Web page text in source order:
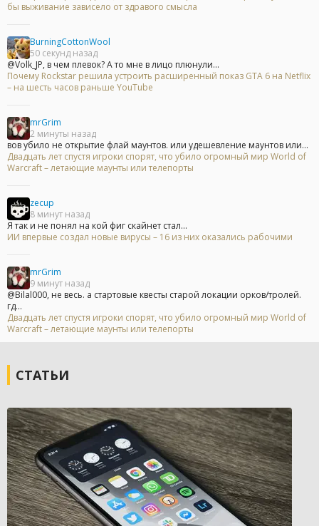
бы выживание зависело от здравого смысла
BurningCottonWool
50 секунд назад
@Volk_JP, в чем плевок? А то мне в лицо плюнули...
Почему Rockstar решила устроить расширенный показ GTA 6 на Netflix
– на шесть часов раньше YouTube
mrGrim
2 минуты назад
вов убило не открытие флай маунтов. или удешевление маунтов или...
Двадцать лет спустя игроки спорят, что убило огромный мир World of
Warcraft – летающие маунты или телепорты
zecup
8 минут назад
Я так и не понял на кой фиг скайнет стал...
ИИ впервые создал новые вирусы – 16 из них оказались рабочими
mrGrim
9 минут назад
@Bilal000, не весь. а стартовые квесты старой локации орков/тролей.
гд...
Двадцать лет спустя игроки спорят, что убило огромный мир World of
Warcraft – летающие маунты или телепорты
СТАТЬИ